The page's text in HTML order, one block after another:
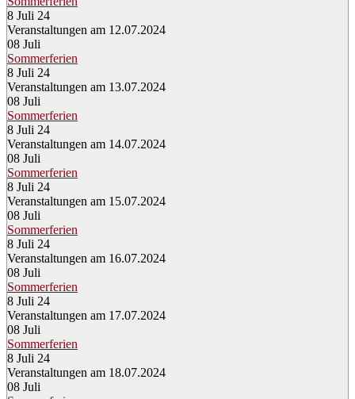
8 Juli 24
Veranstaltungen am 12.07.2024
08 Juli
Sommerferien
8 Juli 24
Veranstaltungen am 13.07.2024
08 Juli
Sommerferien
8 Juli 24
Veranstaltungen am 14.07.2024
08 Juli
Sommerferien
8 Juli 24
Veranstaltungen am 15.07.2024
08 Juli
Sommerferien
8 Juli 24
Veranstaltungen am 16.07.2024
08 Juli
Sommerferien
8 Juli 24
Veranstaltungen am 17.07.2024
08 Juli
Sommerferien
8 Juli 24
Veranstaltungen am 18.07.2024
08 Juli